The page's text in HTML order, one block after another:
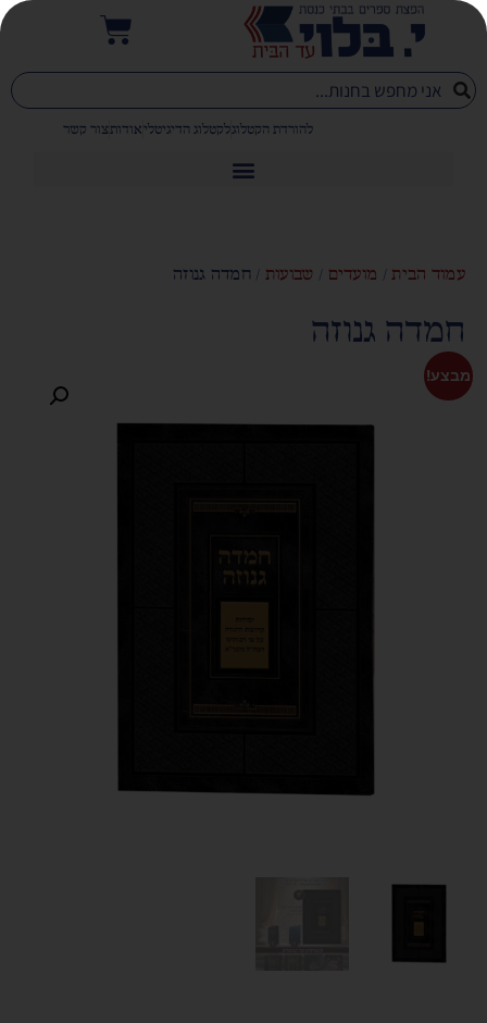
להורדת הקטלוגלקטלוג הדיגיטליאודותצור קשר
עמוד הבית/ מועדים / שבועות / חמדה גנוזה
חמדה גנוזה
מבצע!